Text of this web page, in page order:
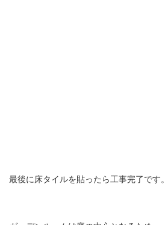
最後に床タイルを貼ったら工事完了です。